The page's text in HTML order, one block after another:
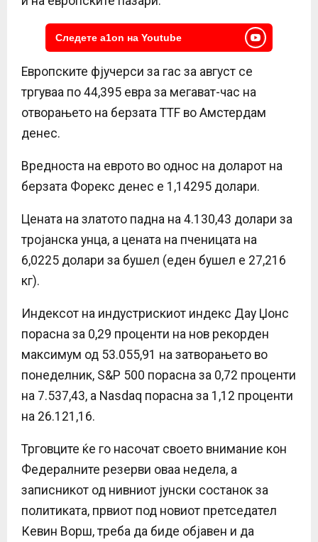
Следете a1on на Youtube
Европските фјучерси за гас за август се
тргуваа по 44,395 евра за мегават-час на
отворањето на берзата TTF во Амстердам
денес.
Вредноста на еврото во однос на доларот на
берзата Форекс денес е 1,14295 долари.
Цената на златото падна на 4.130,43 долари за
тројанска унца, а цената на пченицата на
6,0225 долари за бушел (еден бушел е 27,216
кг).
Индексот на индустрискиот индекс Дау Џонс
порасна за 0,29 проценти на нов рекорден
максимум од 53.055,91 на затворањето во
понеделник, S&P 500 порасна за 0,72 проценти
на 7.537,43, а Nasdaq порасна за 1,12 проценти
на 26.121,16.
Трговците ќе го насочат своето внимание кон
Федералните резерви оваа недела, а
записникот од нивниот јунски состанок за
политиката, првиот под новиот претседател
Кевин Ворш, треба да биде објавен и да